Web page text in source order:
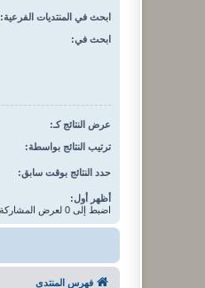
ابحث في المنتديات الفرعية:
ابحث في:
عرض النتائج كـ:
ترتيب النتائج بواسطة:
حدد النتائج بوقت سابق:
أظهر أول:
اضبط إلى 0 لعرض المشاركة كاملة.
فهرس المنتدى